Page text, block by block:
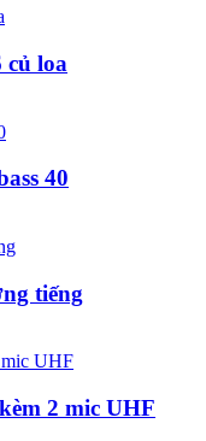
củ loa
40
tiếng
2 mic UHF